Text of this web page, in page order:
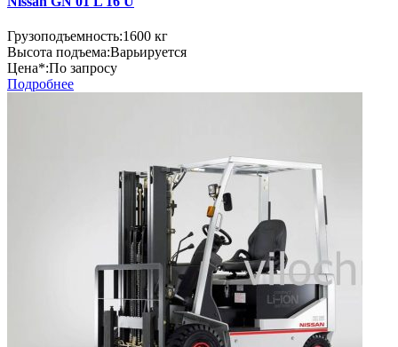
Грузоподъемность:1600 кг
Высота подъема:Варьируется
Цена*:По запросу
Подробнее